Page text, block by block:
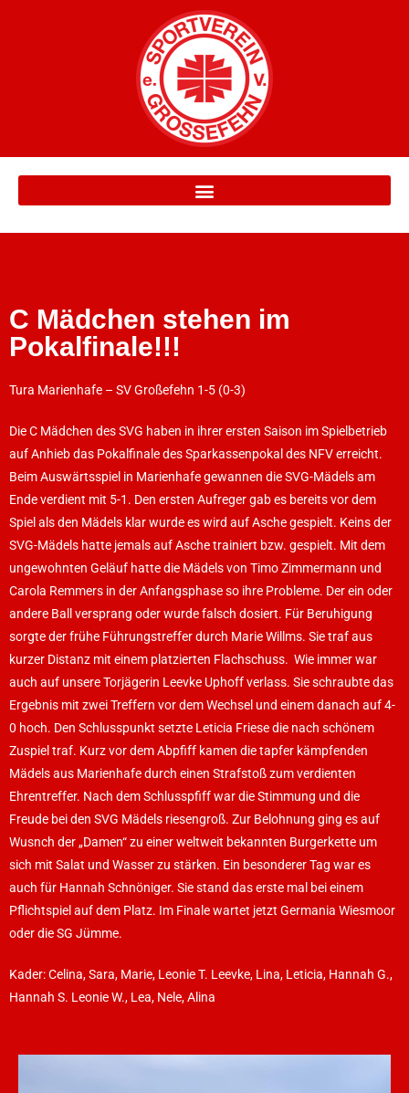
C Mädchen stehen im
Pokalfinale!!!
Tura Marienhafe – SV Großefehn 1-5 (0-3)
Die C Mädchen des SVG haben in ihrer ersten Saison im Spielbetrieb
auf Anhieb das Pokalfinale des Sparkassenpokal des NFV erreicht.
Beim Auswärtsspiel in Marienhafe gewannen die SVG-Mädels am
Ende verdient mit 5-1. Den ersten Aufreger gab es bereits vor dem
Spiel als den Mädels klar wurde es wird auf Asche gespielt. Keins der
SVG-Mädels hatte jemals auf Asche trainiert bzw. gespielt. Mit dem
ungewohnten Geläuf hatte die Mädels von Timo Zimmermann und
Carola Remmers in der Anfangsphase so ihre Probleme. Der ein oder
andere Ball versprang oder wurde falsch dosiert. Für Beruhigung
sorgte der frühe Führungstreffer durch Marie Willms. Sie traf aus
kurzer Distanz mit einem platzierten Flachschuss. Wie immer war
auch auf unsere Torjägerin Leevke Uphoff verlass. Sie schraubte das
Ergebnis mit zwei Treffern vor dem Wechsel und einem danach auf 4-
0 hoch. Den Schlusspunkt setzte Leticia Friese die nach schönem
Zuspiel traf. Kurz vor dem Abpfiff kamen die tapfer kämpfenden
Mädels aus Marienhafe durch einen Strafstoß zum verdienten
Ehrentreffer. Nach dem Schlusspfiff war die Stimmung und die
Freude bei den SVG Mädels riesengroß. Zur Belohnung ging es auf
Wusnch der „Damen“ zu einer weltweit bekannten Burgerkette um
sich mit Salat und Wasser zu stärken. Ein besonderer Tag war es
auch für Hannah Schnöniger. Sie stand das erste mal bei einem
Pflichtspiel auf dem Platz. Im Finale wartet jetzt Germania Wiesmoor
oder die SG Jümme.
Kader: Celina, Sara, Marie, Leonie T. Leevke, Lina, Leticia, Hannah G.,
Hannah S. Leonie W., Lea, Nele, Alina